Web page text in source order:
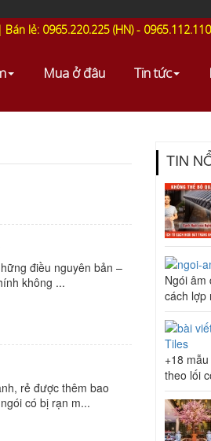
lẻ: 0965.220.225 (HN) - 0965.112.110
Mua ở đâu Tin tức
điều nguyên bản –
không ...
rẻ được thêm bao
có bị rạn m...
TIN
Ngói âm
cách lợp
+18
theo lối